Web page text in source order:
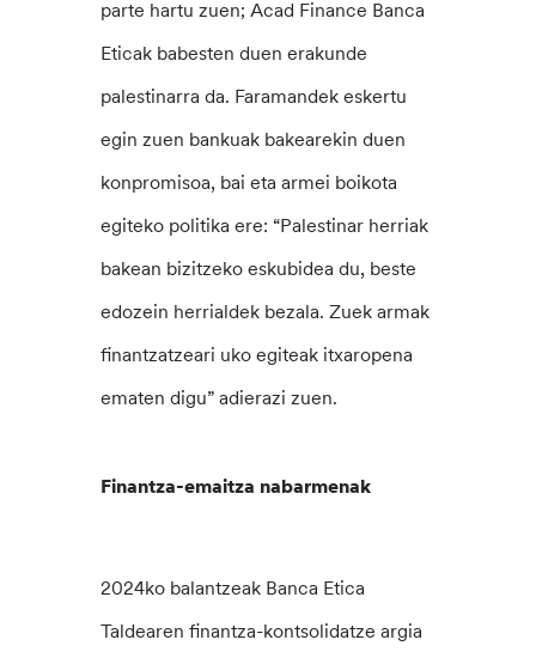
parte hartu zuen; Acad Finance Banca
Eticak babesten duen erakunde
palestinarra da. Faramandek eskertu
egin zuen bankuak bakearekin duen
konpromisoa, bai eta armei boikota
egiteko politika ere: “Palestinar herriak
bakean bizitzeko eskubidea du, beste
edozein herrialdek bezala. Zuek armak
finantzatzeari uko egiteak itxaropena
ematen digu” adierazi zuen.
Finantza-emaitza nabarmenak
2024ko balantzeak Banca Etica
Taldearen finantza-kontsolidatze argia